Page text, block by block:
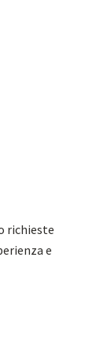
richieste
e